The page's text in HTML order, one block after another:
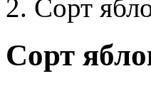
2. Сорт
Сорт